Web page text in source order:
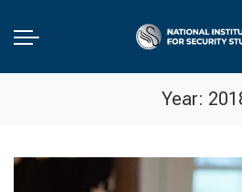
Year: